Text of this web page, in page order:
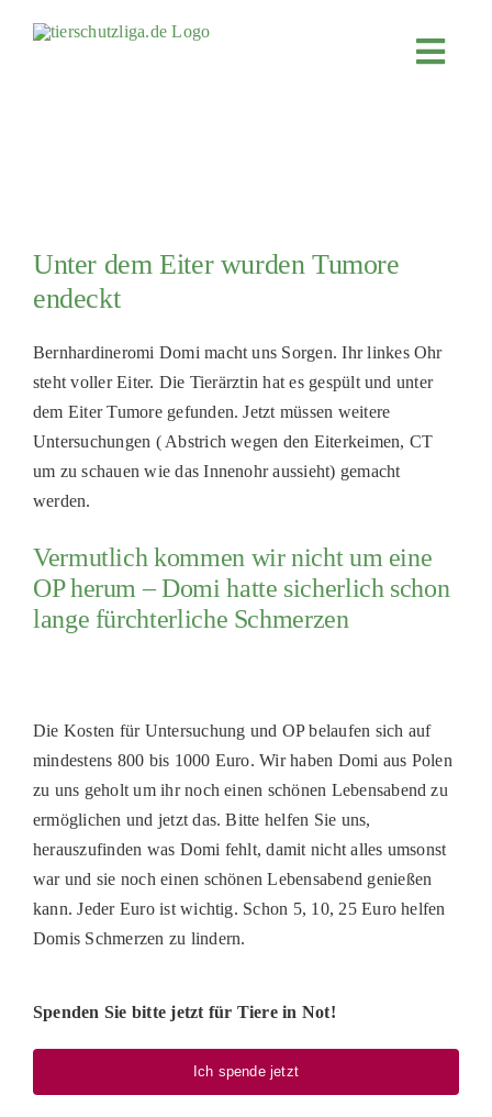
4KIDS
TIERHEIMTIERE
TIERHEIME
PATENSCHAFTEN
HELFER WERDEN
RATGEBER
Unter dem Eiter wurden Tumore
endeckt
Bernhardineromi Domi macht uns Sorgen. Ihr linkes Ohr
steht voller Eiter. Die Tierärztin hat es gespült und unter
dem Eiter Tumore gefunden. Jetzt müssen weitere
Untersuchungen ( Abstrich wegen den Eiterkeimen, CT
um zu schauen wie das Innenohr aussieht) gemacht
werden.
Vermutlich kommen wir nicht um eine
OP herum – Domi hatte sicherlich schon
lange fürchterliche Schmerzen
Die Kosten für Untersuchung und OP belaufen sich auf
mindestens 800 bis 1000 Euro. Wir haben Domi aus Polen
zu uns geholt um ihr noch einen schönen Lebensabend zu
ermöglichen und jetzt das. Bitte helfen Sie uns,
herauszufinden was Domi fehlt, damit nicht alles umsonst
war und sie noch einen schönen Lebensabend genießen
kann. Jeder Euro ist wichtig. Schon 5, 10, 25 Euro helfen
Domis Schmerzen zu lindern.
Spenden Sie bitte jetzt für Tiere in Not!
Ich spende jetzt